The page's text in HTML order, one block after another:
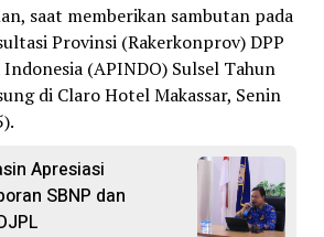
saat memberikan sambutan pada
Provinsi (Rakerkonprov) DPP
Indonesia (APINDO) Sulsel Tahun
di Claro Hotel Makassar, Senin
Apresiasi
SBNP dan